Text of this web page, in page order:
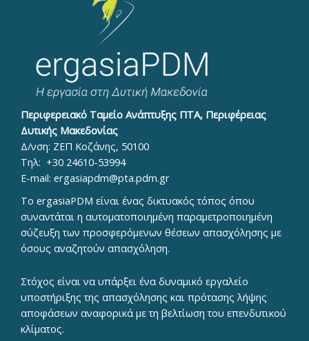
Περιφερειακό Ταμείο Ανάπτυξης ΠΤΑ, Περιφέρειας
Δυτικής Μακεδονίας
Δ/νση: ΖΕΠ Κοζάνης, 50100
Τηλ: +30 24610-53994
E-mail: ergasiapdm@pta.pdm.gr
To ergasiaPDM είναι ένας δικτυακός τόπος όπου
συναντάται η αυτοματοποιημένη παραμετροποιημένη
σύζευξη των προσφερόμενων θέσεων απασχόλησης με
όσους αναζητούν απασχόληση.
Στόχος είναι να υπάρξει ένα δυναμικό εργαλείο
υποστήριξης της απασχόλησης και πρότασης λήψης
αποφάσεων αναφορικά με τη βελτίωση του επενδυτικού
κλίματος.